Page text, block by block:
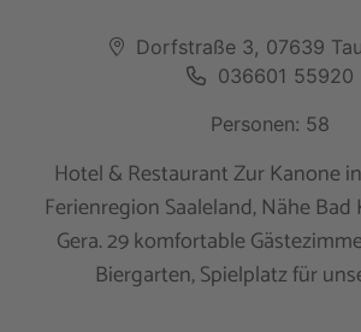
Dorfstraße 3, 07639
036601 55920
Personen: 58
Hotel & Restaurant Zur Kanone
Ferienregion Saaleland, Nähe
Gera. 29 komfortable
Biergarten, Spielplatz für